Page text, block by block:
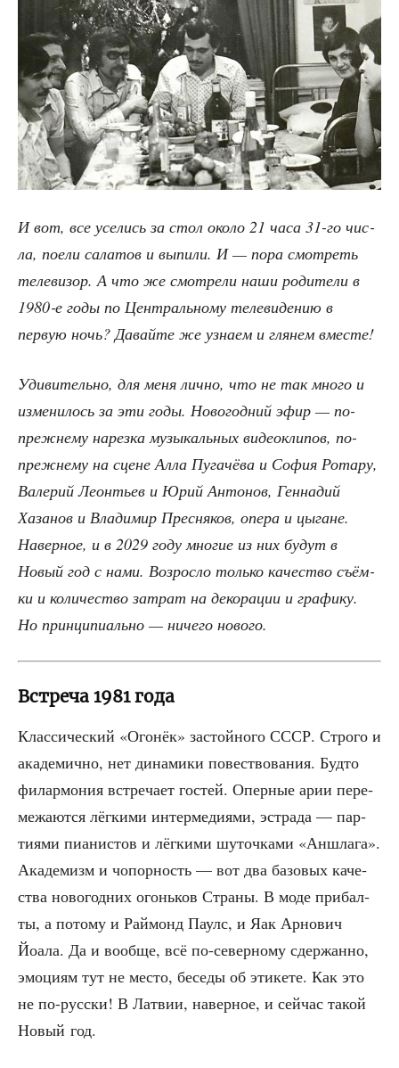
И вот, все усе­лись за стол око­ло 21 часа 31-го чис­
ла, поели сала­тов и выпи­ли. И — пора смот­реть
теле­ви­зор. А что же смот­ре­ли наши роди­те­ли в
1980‑е годы по Цен­траль­но­му теле­ви­де­нию в
первую ночь? Давай­те же узна­ем и гля­нем вместе!
Уди­ви­тель­но, для меня лич­но, что не так мно­го и
изме­ни­лось за эти годы. Ново­год­ний эфир — по-
преж­не­му нарез­ка музы­каль­ных видео­кли­пов, по-
преж­не­му на сцене Алла Пуга­чё­ва и София Рота­ру,
Вале­рий Леон­тьев и Юрий Анто­нов, Ген­на­дий
Хаза­нов и Вла­ди­мир Прес­ня­ков, опе­ра и цыгане.
Навер­ное, и в 2029 году мно­гие из них будут в
Новый год с нами. Воз­рос­ло толь­ко каче­ство съём­
ки и коли­че­ство затрат на деко­ра­ции и гра­фи­ку.
Но прин­ци­пи­аль­но — ниче­го нового.
Встреча 1981 года
Клас­си­че­ский «Ого­нёк» застой­но­го СССР. Стро­го и
ака­де­мич­но, нет дина­ми­ки повест­во­ва­ния. Буд­то
филар­мо­ния встре­ча­ет гостей. Опер­ные арии пере­
ме­жа­ют­ся лёг­ки­ми интер­ме­ди­я­ми, эст­ра­да — пар­
ти­я­ми пиа­ни­стов и лёг­ки­ми шуточ­ка­ми «Аншла­га».
Ака­де­мизм и чопор­ность — вот два базо­вых каче­
ства ново­год­них огонь­ков Стра­ны. В моде при­бал­
ты, а пото­му и Рай­монд Паулс, и Яак Арно­вич
Йоала. Да и вооб­ще, всё по-север­но­му сдер­жан­но,
эмо­ци­ям тут не место, бесе­ды об эти­ке­те. Как это
не по-рус­ски! В Лат­вии, навер­ное, и сей­час такой
Новый год.